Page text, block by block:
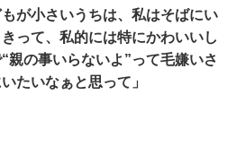
が小さいうちは、私はそばにい
って、私的には特にかわいいし
親の事いらないよ”って毛嫌いさ
たいなぁと思って」